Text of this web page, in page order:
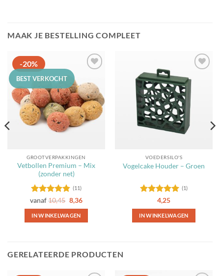
MAAK JE BESTELLING COMPLEET
-20%
BEST VERKOCHT
Toevoegen
aan
favorieten
GROOTVERPAKKINGEN
Vetbollen Premium – Mix
(zonder net)
Gewaardeerd
4.82uit 5
(11)
vanaf 10,45 8,36
IN WINKELWAGEN
meerdere
Toevoegen
aan
favorieten
VOEDERSILO'S
Vogelcake Houder – Groen
Gewaardeerd
5uit 5
(1)
4,25
IN WINKELWAGEN
GERELATEERDE PRODUCTEN